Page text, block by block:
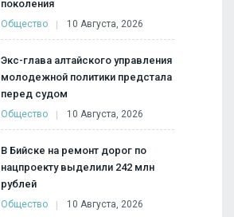
поколения
Общество 10 Августа, 2026
Экс-глава алтайского управления
молодежной политики предстала
перед судом
Общество 10 Августа, 2026
В Бийске на ремонт дорог по
нацпроекту выделили 242 млн
рублей
Общество 10 Августа, 2026